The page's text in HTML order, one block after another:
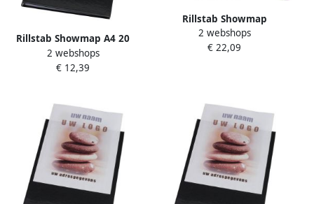
Rillstab Showmap A4 20
tassen + transparante
voortas
2 webshops
€ 12,39
Rillstab Showmap
Ambassadeur A4 1 kanaals
20-tassen zwart
2 webshops
€ 22,09